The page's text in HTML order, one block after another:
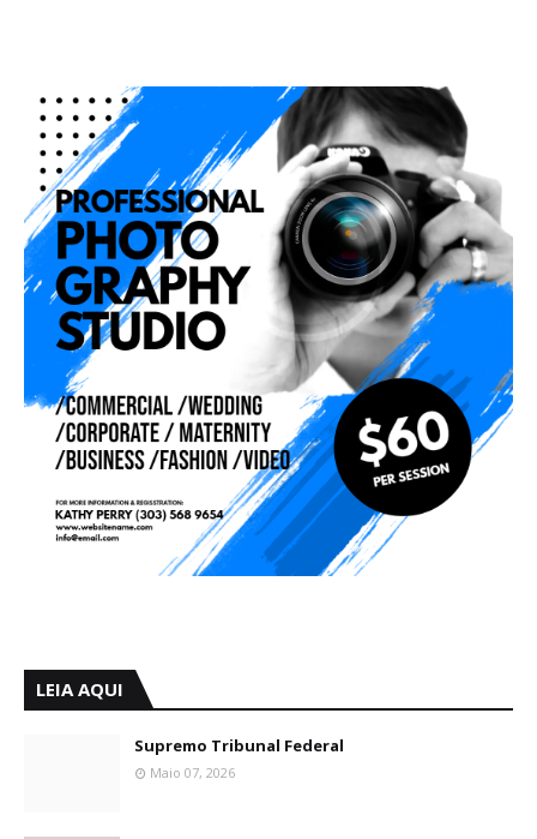
LEIA AQUI
Supremo Tribunal Federal
Maio 07, 2026